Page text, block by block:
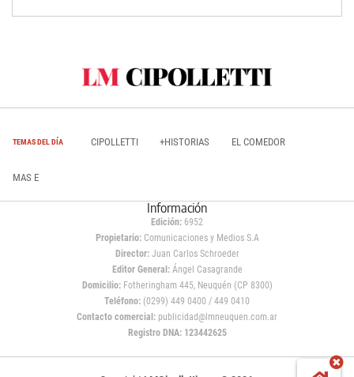
TEMAS DEL DÍA CIPOLLETTI +HISTORIAS EL COMEDOR
MAS E
Información
Edición: 6952
Propietario:Comunicaciones y Medios S.A
Director: Juan Carlos Schroeder
Editor General:Ángel Casagrande
Domicilio:Fotheringham 445, Neuquén (CP 8300)
Teléfono: (0299) 449 0400 / 449 0410
Contacto comercial: publicidad@lmneuquen.com.ar
Registro DNA: 123442625